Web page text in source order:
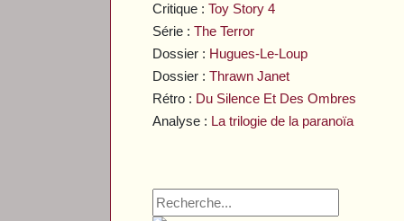
Critique :Toy Story 4
Série :The Terror
Dossier : Hugues-Le-Loup
Dossier :Thrawn Janet
Rétro : Du Silence Et Des Ombres
Analyse : La trilogie de la paranoïa